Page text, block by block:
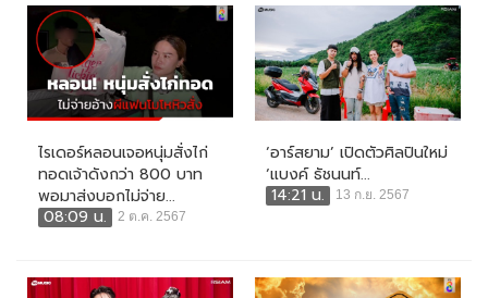
ไรเดอร์หลอนเจอหนุ่มสั่งไก่
ทอดเจ้าดังกว่า 800 บาท
พอมาส่งบอกไม่จ่าย...
08:09 น.
2 ต.ค. 2567
‘อาร์สยาม’ เปิดตัวศิลปินใหม่
‘แบงค์ ธัชนนท์...
14:21 น.
13 ก.ย. 2567